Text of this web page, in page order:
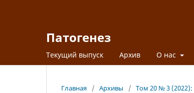
Патогенез
Текущий выпуск Архив О нас
Главная / Архивы / Том 20 № 3 (2022):